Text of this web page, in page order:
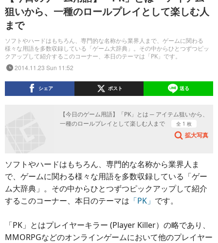
狙いから、一種のロールプレイとして楽しむ人
まで
ソフトやハードはもちろん、専門的な名称から業界人まで、ゲームに関わる
様々な用語を多数収録している「ゲーム大辞典」。その中からひとつずつピッ
クアップして紹介するこのコーナー、本日のテーマは「PK」です。
2014.11.23 Sun 11:52
シェア ポスト 送る
【今日のゲーム用語】「PK」とは ─ アイテム狙いから、
一種のロールプレイとして楽しむ人まで
全 1 枚
拡大写真
ソフトやハードはもちろん、専門的な名称から業界人ま
で、ゲームに関わる様々な用語を多数収録している「ゲー
ム大辞典」。その中からひとつずつピックアップして紹介
するこのコーナー、本日のテーマは 「PK」 です。
「PK」とはプレイヤーキラー (Player Killer）の略であり、
MMORPGなどのオンラインゲームにおいて他のプレイヤー